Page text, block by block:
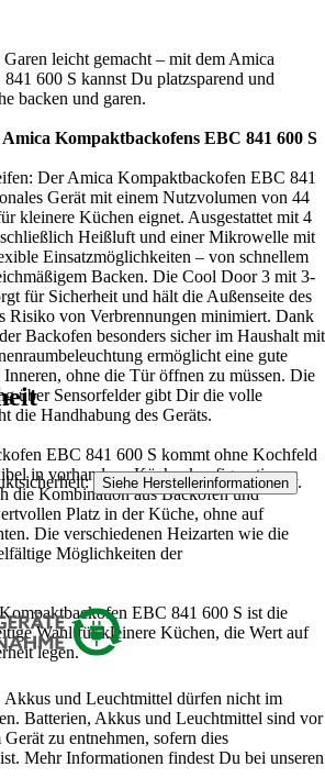
leicht gemacht – mit dem Amica
600 S kannst Du platzsparend und
backen und garen.
Kompaktbackofens EBC 841 600 S
Der Amica Kompaktbackofen EBC 841
Gerät mit einem Nutzvolumen von 44
kleinere Küchen eignet. Ausgestattet mit 4
Heißluft und einer Mikrowelle mit
Einsatzmöglichkeiten – von schnellem
Backen. Die Cool Door 3 mit 3-
für Sicherheit und hält die Außenseite des
Risiko von Verbrennungen minimiert. Dank
Backofen besonders sicher im Haushalt mit
ermöglicht eine gute
ohne die Tür öffnen zu müssen. Die
über Sensorfelder gibt Dir die volle
die Handhabung des Geräts.
EBC 841 600 S kommt ohne Kochfeld
in vorhandene Küchenkonfigurationen
die Kombination aus Backofen und
Platz in der Küche, ohne auf
Die verschiedenen Heizarten wie die
Möglichkeiten der
EBC 841 600 S ist die
Wahl für kleinere Küchen, die Wert auf
legen.
Siehe Herstellerinformationen .
Akkus und Leuchtmittel dürfen nicht im
Batterien, Akkus und Leuchtmittel sind vor
zu entnehmen, sofern dies
Mehr Informationen findest Du bei unseren